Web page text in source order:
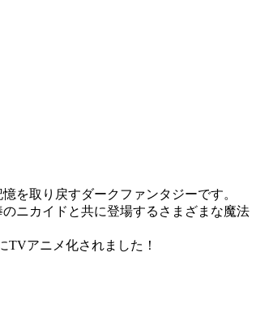
を取り戻すダークファンタジーです。
ニカイドと共に登場するさまざまな魔法
アニメ化されました！